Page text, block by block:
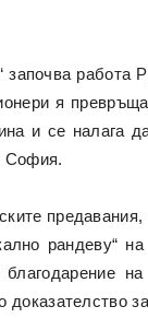
работа
я
и се налага
София.
рандеву“